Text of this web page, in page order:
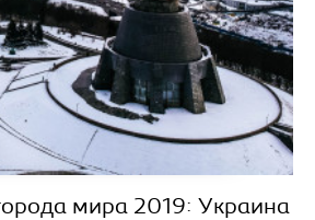
мира 2019: Украина